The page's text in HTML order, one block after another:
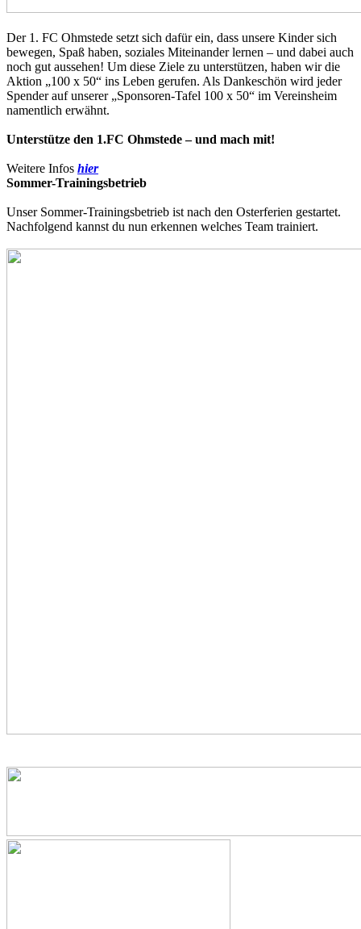
Der 1. FC Ohmstede setzt sich dafür ein, dass unsere Kinder sich
bewegen, Spaß haben, soziales Miteinander lernen – und dabei auch
noch gut aussehen! Um diese Ziele zu unterstützen, haben wir die
Aktion „100 x 50“ ins Leben gerufen. Als Dankeschön wird jeder
Spender auf unserer „Sponsoren-Tafel 100 x 50“ im Vereinsheim
namentlich erwähnt.
Unterstütze den 1.FC Ohmstede – und mach mit!
Weitere Infos hier
Sommer-Trainingsbetrieb
Unser Sommer-Trainingsbetrieb ist nach den Osterferien gestartet.
Nachfolgend kannst du nun erkennen welches Team trainiert.